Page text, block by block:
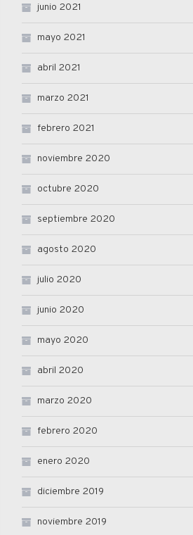
junio 2021
mayo 2021
abril 2021
marzo 2021
febrero 2021
noviembre 2020
octubre 2020
septiembre 2020
agosto 2020
julio 2020
junio 2020
mayo 2020
abril 2020
marzo 2020
febrero 2020
enero 2020
diciembre 2019
noviembre 2019